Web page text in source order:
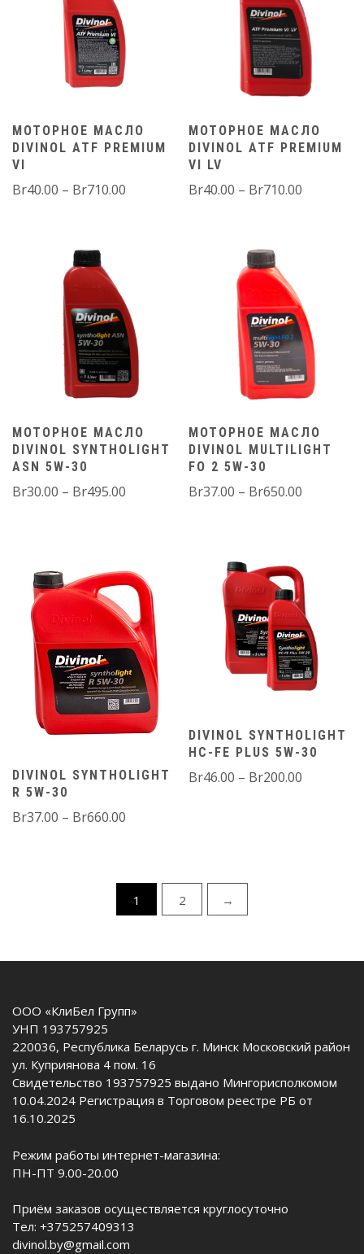
МОТОРНОЕ МАСЛО
DIVINOL АТF PREMIUM
VI
Br40.00 – Br710.00
МОТОРНОЕ МАСЛО
DIVINOL АТF PREMIUM
VI LV
Br40.00 – Br710.00
МОТОРНОЕ МАСЛО
DIVINOL SYNTHOLIGHT
ASN 5W-30
Br30.00 – Br495.00
Br495.00
МОТОРНОЕ МАСЛО
DIVINOL MULTILIGHT
FO 2 5W-30
Br37.00 – Br650.00
DIVINOL SYNTHOLIGHT
R 5W-30
Br37.00 – Br660.00
Br660.00
DIVINOL SYNTHOLIGHT
HC-FE PLUS 5W-30
Br46.00 – Br200.00
1 2 →
OOO «КлиБел Групп»
УНП 193757925
220036, Республика Беларусь г. Минск Московский район
ул. Куприянова 4 пом. 16
Свидетельство 193757925 выдано Мингорисполкомом
10.04.2024 Регистрация в Торговом реестре РБ от
16.10.2025
Режим работы интернет-магазина:
ПН-ПТ 9.00-20.00
Приём заказов осуществляется круглосуточно
Тел: +375257409313
divinol.by@gmail.com